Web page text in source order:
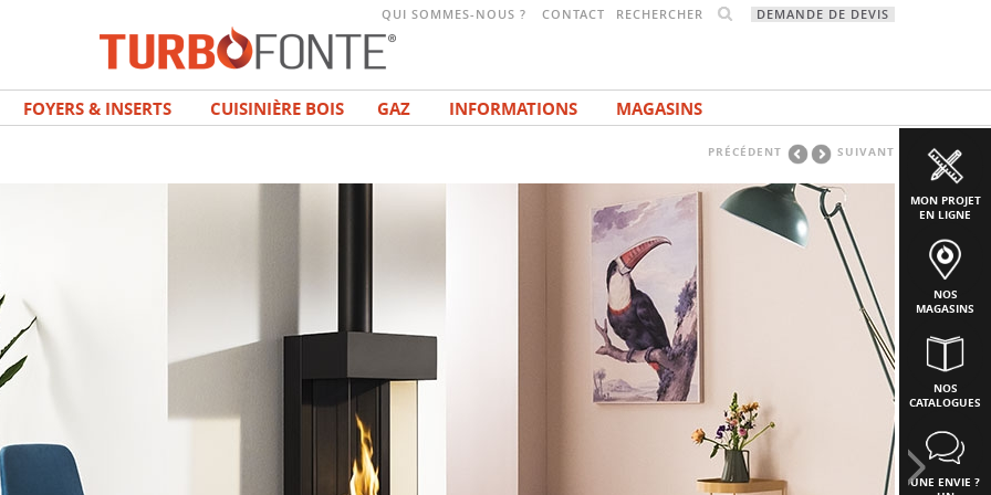
QUI SOMMES-NOUS ? CONTACT RECHERCHER DEMANDE DE DEVIS
FOYERS & INSERTS CUISINIÈRE BOIS GAZ INFORMATIONS MAGASINS
PRÉCÉDENT SUIVANT
MON PROJET
EN LIGNE
NOS
MAGASINS
NOS
CATALOGUES
UNE ENVIE ?